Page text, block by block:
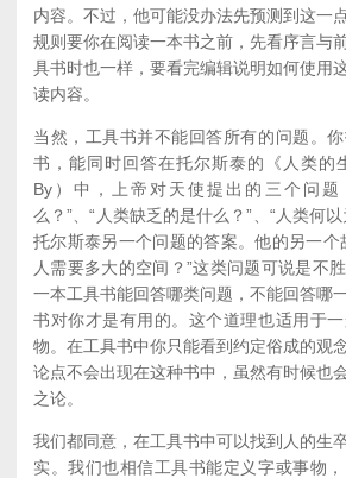
内容。不过，他可能没办法先预测到这一
规则要你在阅读一本书之前，先看序言与
具书时也一样，要看完编辑说明如何使用
读内容。
当然，工具书并不能回答所有的问题。
书，能同时回答在托尔斯泰的《人类的
By）中，上帝对天使提出的三个问题
么？”、“人类缺乏的是什么？”、“人类何
托尔斯泰另一个问题的答案。他的另一个
人需要多大的空间？”这类问题可说是不
一本工具书能回答哪类问题，不能回答哪
书对你才是有用的。这个道理也适用于
物。在工具书中你只能看到约定俗成的观
论点不会出现在这种书中，虽然有时候也
之论。
我们都同意，在工具书中可以找到人的生
实。我们也相信工具书能定义字或事物